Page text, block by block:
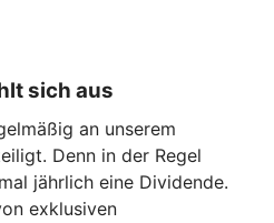
sich aus
an unserem
Denn in der Regel
jährlich eine Dividende.
exklusiven